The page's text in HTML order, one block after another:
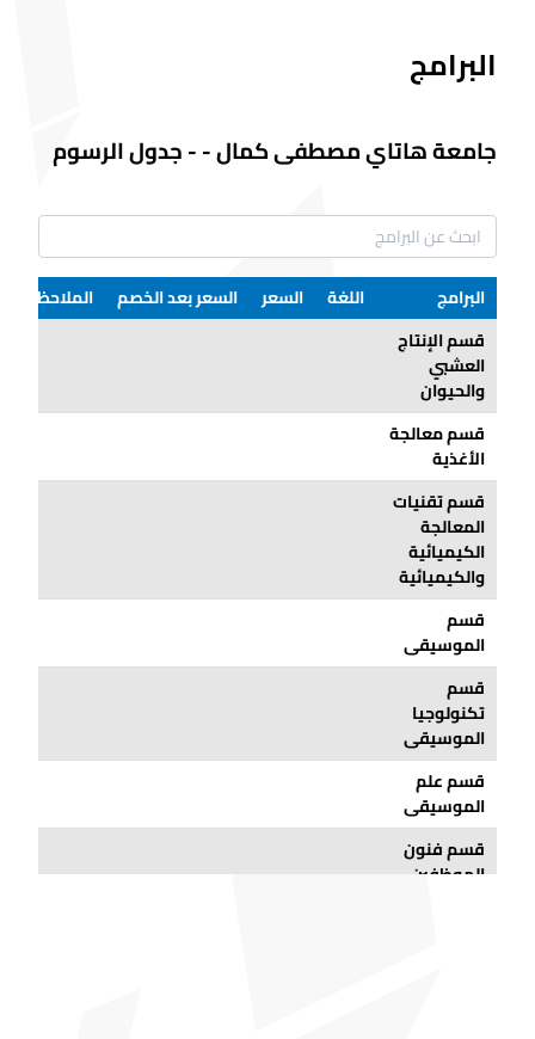
البرامج
جامعة هاتاي مصطفى كمال-
-جدول الرسوم
البرامج اللغة السعر السعر بعد الخصم
الملاحظات
قسم الإنتاج
العشبي
والحيوان
قسم معالجة
الأغذية
قسم تقنيات
المعالجة
الكيميائية
والكيميائية
قسم
الموسيقى
قسم
تكنولوجيا
الموسيقى
قسم علم
الموسيقى
قسم فنون
الموظفين